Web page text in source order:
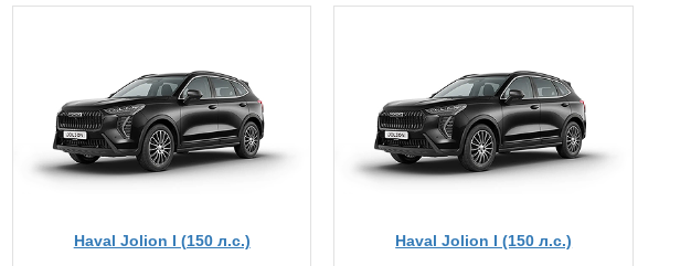
Haval Jolion I (150 л.с.) Haval Jolion I (150 л.с.)